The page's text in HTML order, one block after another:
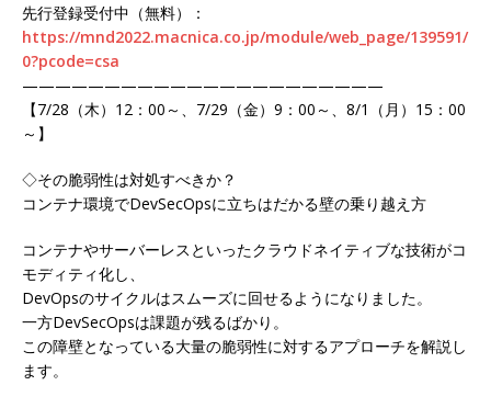
先行登録受付中（無料）：
https://mnd2022.macnica.co.jp/module/web_page/139591/
0?pcode=csa
——————————————————————
【7/28（木）12：00～、7/29（金）9：00～、8/1（月）15：00
～】
◇その脆弱性は対処すべきか？
コンテナ環境でDevSecOpsに立ちはだかる壁の乗り越え方
コンテナやサーバーレスといったクラウドネイティブな技術がコ
モディティ化し、
DevOpsのサイクルはスムーズに回せるようになりました。
一方DevSecOpsは課題が残るばかり。
この障壁となっている大量の脆弱性に対するアプローチを解説し
ます。